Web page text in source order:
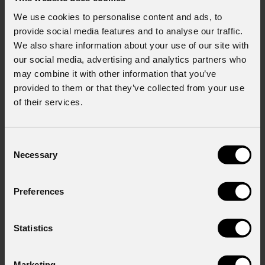
We use cookies to personalise content and ads, to
provide social media features and to analyse our traffic.
We also share information about your use of our site with
our social media, advertising and analytics partners who
may combine it with other information that you’ve
provided to them or that they’ve collected from your use
of their services.
Selection
Necessary
Preferences
Statistics
AstraProfile900HQ